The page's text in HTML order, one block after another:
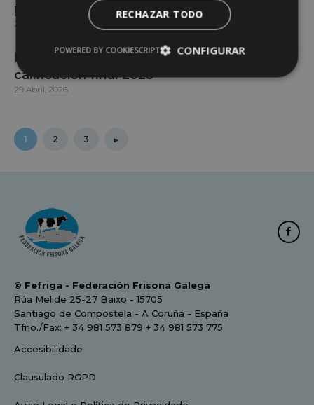
producción vitalicia 2025
29 Abril, 2026
Mellores ganderías criadoras por
calificación final 2025
29 Abril, 2026
1 2 3
© Fefriga - Federación Frisona Galega
Rúa Melide 25-27 Baixo - 15705
Santiago de Compostela - A Coruña - España
Tfno./Fax: + 34 981 573 879 + 34 981 573 775
Accesibilidade
Clausulado RGPD
RECHAZAR TODO
CONFIGURAR
POWERED BY COOKIESCRIPT